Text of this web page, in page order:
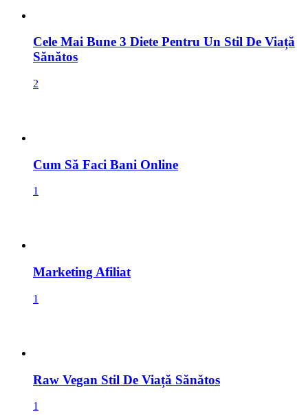
Cele Mai Bune 3 Diete Pentru Un Stil De Viață
Sănătos
2
Cum Să Faci Bani Online
1
Marketing Afiliat
1
Raw Vegan Stil De Viață Sănătos
1